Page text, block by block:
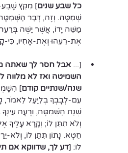
כל שבע שנים] מִקֵּץ
שְׁמִטָּה. וְזֶה, דְּבַר
מַשֵּׁה יָדוֹ, אֲשֶׁר יַשֶּׁה
אֶת-רֵעֵהוּ וְאֶת-אָחִיו,
[... אבל חסר לך שאתה
השמיטה ואז לא מלווה
שנה/שנתיים קודם]
עִם-לְבָבְךָ בְלִיַּעַל
שְׁנַת הַשְּׁמִטָּה, וְרָעָה עֵינְךָ
וְלֹא תִתֵּן לוֹ; וְקָרָא עָלֶיךָ
חֵטְא. נָתוֹן תִּתֵּן לוֹ, וְלֹא-
לוֹ: [דע לך, שדווקא אם